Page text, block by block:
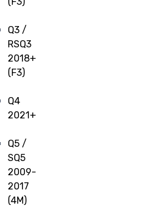
Q3 /
RSQ3
2018+
(F3)
Q4
2021+
Q5 /
SQ5
2009-
2017
(4M)